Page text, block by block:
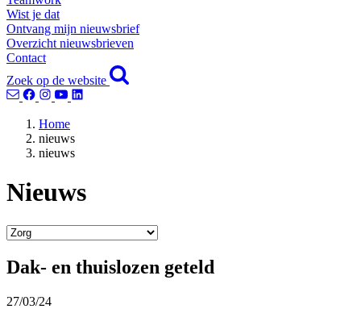
Wist je dat
Ontvang mijn nieuwsbrief
Overzicht nieuwsbrieven
Contact
Zoek op de website
Home
nieuws
nieuws
Nieuws
Dak- en thuislozen geteld
27/03/24